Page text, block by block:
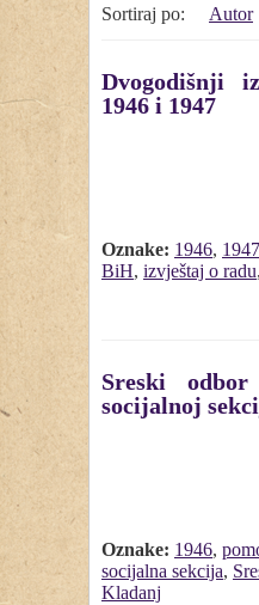
Sortiraj po: Autor
Dvogodišnji
1946 i 1947
Oznake: 1946, 1947
BiH, izvještaj o radu,
Sreski
socijalnoj
Oznake: 1946,
socijalna sekcija,
Kladanj